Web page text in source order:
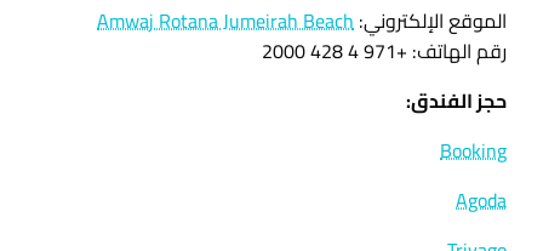
الموقع الإلكتروني:Amwaj Rotana Jumeirah Beach
رقم الهاتف: +971 4 428 2000
حجز الفندق:
Booking
Agoda